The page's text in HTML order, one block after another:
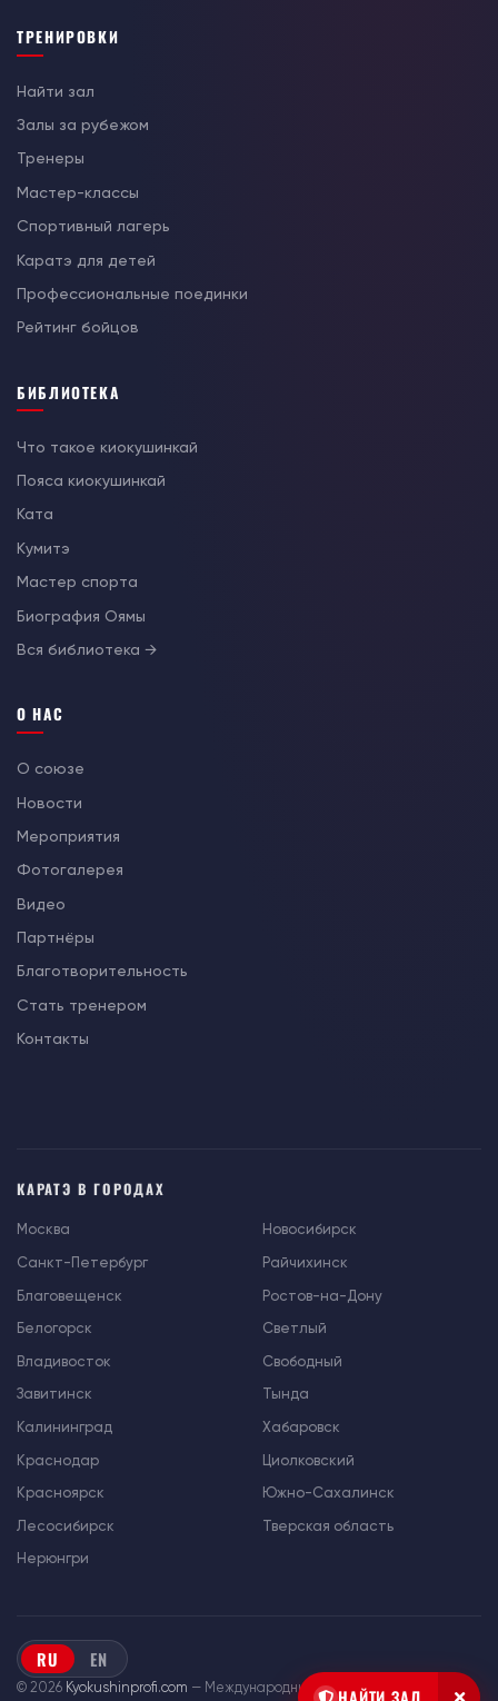
ТРЕНИРОВКИ
Найти зал
Залы за рубежом
Тренеры
Мастер-классы
Спортивный лагерь
Каратэ для детей
Профессиональные поединки
Рейтинг бойцов
БИБЛИОТЕКА
Что такое киокушинкай
Пояса киокушинкай
Ката
Кумитэ
Мастер спорта
Биография Оямы
Вся библиотека →
О НАС
О союзе
Новости
Мероприятия
Фотогалерея
Видео
Партнёры
Благотворительность
Стать тренером
Контакты
КАРАТЭ В ГОРОДАХ
Москва
Санкт-Петербург
Благовещенск
Белогорск
Владивосток
Завитинск
Калининград
Краснодар
Красноярск
Лесосибирск
Нерюнгри
Новосибирск
Райчихинск
Ростов-на-Дону
Светлый
Свободный
Тында
Хабаровск
Циолковский
Южно-Сахалинск
Тверская область
© 2026 Kyokushinprofi.com — Международный союз «Киокушин Профи»
RU EN